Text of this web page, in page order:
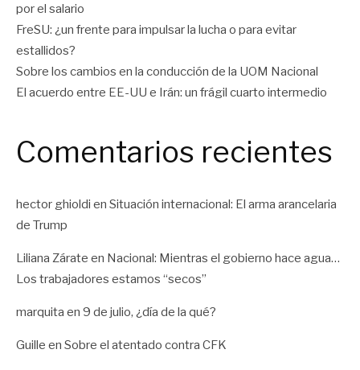
por el salario
FreSU: ¿un frente para impulsar la lucha o para evitar
estallidos?
Sobre los cambios en la conducción de la UOM Nacional
El acuerdo entre EE-UU e Irán: un frágil cuarto intermedio
Comentarios recientes
hector ghioldi en Situación internacional: El arma arancelaria
de Trump
Liliana Zárate en Nacional: Mientras el gobierno hace agua…
Los trabajadores estamos “secos”
marquita en 9 de julio, ¿día de la qué?
Guille en Sobre el atentado contra CFK